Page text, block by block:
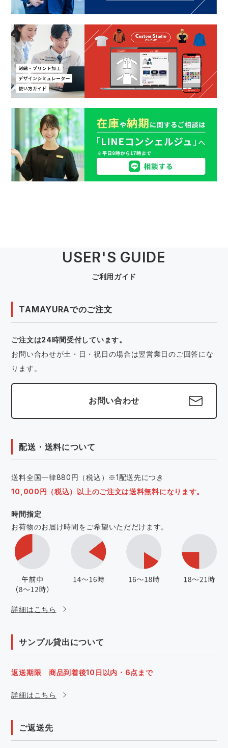
USER'S GUIDE
ご利用ガイド
TAMAYURAでのご注文
ご注文は24時間受付しています。
お問い合わせが土・日・祝日の場合は翌営業日のご回答にな
ります。
お問い合わせ
配送・送料について
送料全国一律880円（税込）※1配送先につき
10,000円（税込）以上のご注文は送料無料になります。
時間指定
お荷物のお届け時間をご希望いただだけます。
詳細はこちら
サンプル貸出について
返送期限 商品到着後10日以内・6点まで
詳細はこちら
ご返送先